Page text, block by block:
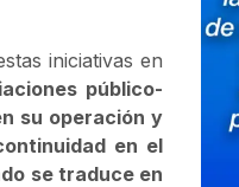
iniciativas en
público-
su operación y
en el
se traduce en